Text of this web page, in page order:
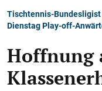
Tischtennis-
Dienstag Play-off-
Hoffnung